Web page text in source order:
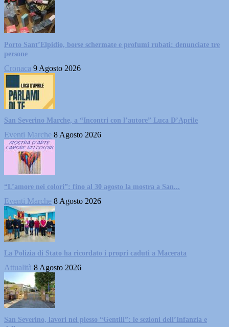
Porto Sant’Elpidio, borse schermate e profumi rubati: denunciate tre
persone
Cronaca 9 Agosto 2026
San Severino Marche, a “Incontri con l’autore” Luca D’Aprile
Eventi Marche 8 Agosto 2026
“L’amore nei colori”: fino al 30 agosto la mostra a San...
Eventi Marche 8 Agosto 2026
La Polizia di Stato ha ricordato i propri caduti a Macerata
Attualità 8 Agosto 2026
San Severino, lavori nel plesso “Gentili”: le sezioni dell’Infanzia e